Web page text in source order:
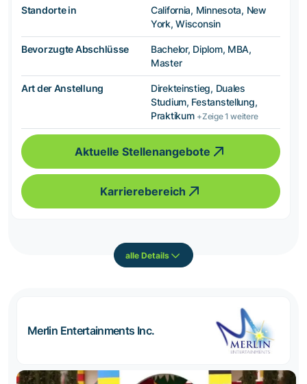
Standorte in
California, Minnesota, New
York, Wisconsin
Bevorzugte Abschlüsse
Bachelor, Diplom, MBA,
Master
Art der Anstellung
Direkteinstieg, Duales
Studium, Festanstellung,
Praktikum +Zeige 1 weitere
Aktuelle Stellenangebote
Karrierebereich
alle Details
Merlin Entertainments Inc.